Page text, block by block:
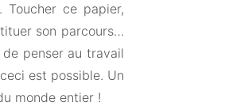
ce papier,
son parcours…
penser au travail
est possible. Un
monde entier !